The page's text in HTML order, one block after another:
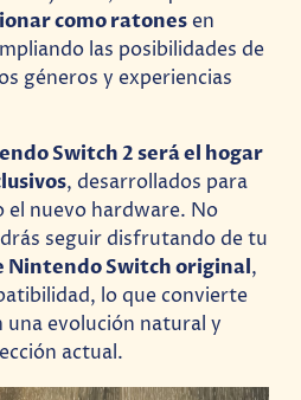
como ratonesen
las posibilidades de
géneros y experiencias
Switch 2 será el hogar
, desarrollados para
el nuevo hardware. No
seguir disfrutando de tu
Nintendo Switch original,
lo que convierte
una evolución natural y
actual.